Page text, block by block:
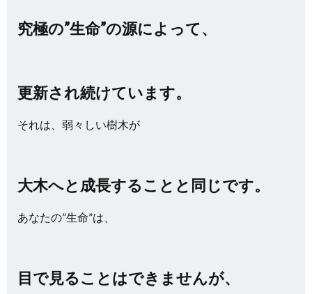
究極の”生命”の源によって、
更新され続けています。
それは、弱々しい樹木が
大木へと成長することと同じです。
あなたの”生命”は、
目で見ることはできませんが、